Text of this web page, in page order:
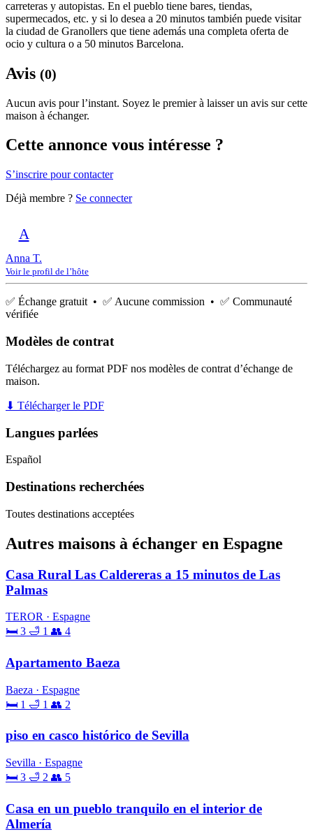
carreteras y autopistas. En el pueblo tiene bares, tiendas,
supermecados, etc. y si lo desea a 20 minutos también puede visitar
la ciudad de Granollers que tiene además una completa oferta de
ocio y cultura o a 50 minutos Barcelona.
Avis (0)
Aucun avis pour l’instant. Soyez le premier à laisser un avis sur cette
maison à échanger.
Cette annonce vous intéresse ?
S’inscrire pour contacter
Déjà membre ? Se connecter
A
Anna T.
Voir le profil de l’hôte
✅ Échange gratuit • ✅ Aucune commission • ✅ Communauté
vérifiée
Modèles de contrat
Téléchargez au format PDF nos modèles de contrat d’échange de
maison.
⬇ Télécharger le PDF
Langues parlées
Español
Destinations recherchées
Toutes destinations acceptées
Autres maisons à échanger en Espagne
Casa Rural Las Caldereras a 15 minutos de Las
Palmas
TEROR · Espagne
🛏 3 🛁 1 👥 4
Apartamento Baeza
Baeza · Espagne
🛏 1 🛁 1 👥 2
piso en casco histórico de Sevilla
Sevilla · Espagne
🛏 3 🛁 2 👥 5
Casa en un pueblo tranquilo en el interior de
Almería